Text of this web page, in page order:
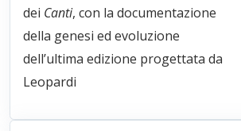
dei Canti, con la documentazione
della genesi ed evoluzione
dell’ultima edizione progettata da
Leopardi